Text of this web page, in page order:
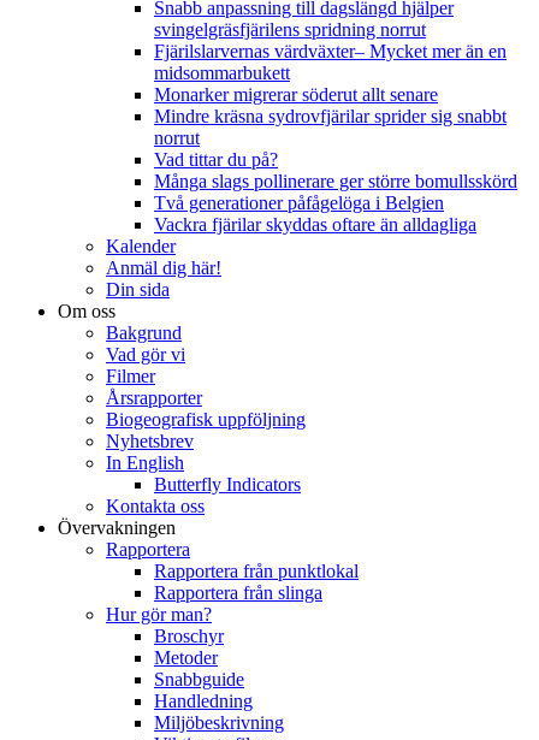
Snabb anpassning till dagslängd hjälper
svingelgräsfjärilens spridning norrut
Fjärilslarvernas värdväxter– Mycket mer än en
midsommarbukett
Monarker migrerar söderut allt senare
Mindre kräsna sydrovfjärilar sprider sig snabbt
norrut
Vad tittar du på?
Många slags pollinerare ger större bomullsskörd
Två generationer påfågelöga i Belgien
Vackra fjärilar skyddas oftare än alldagliga
Kalender
Anmäl dig här!
Din sida
Om oss
Bakgrund
Vad gör vi
Filmer
Årsrapporter
Biogeografisk uppföljning
Nyhetsbrev
In English
Butterfly Indicators
Kontakta oss
Övervakningen
Rapportera
Rapportera från punktlokal
Rapportera från slinga
Hur gör man?
Broschyr
Metoder
Snabbguide
Handledning
Miljöbeskrivning